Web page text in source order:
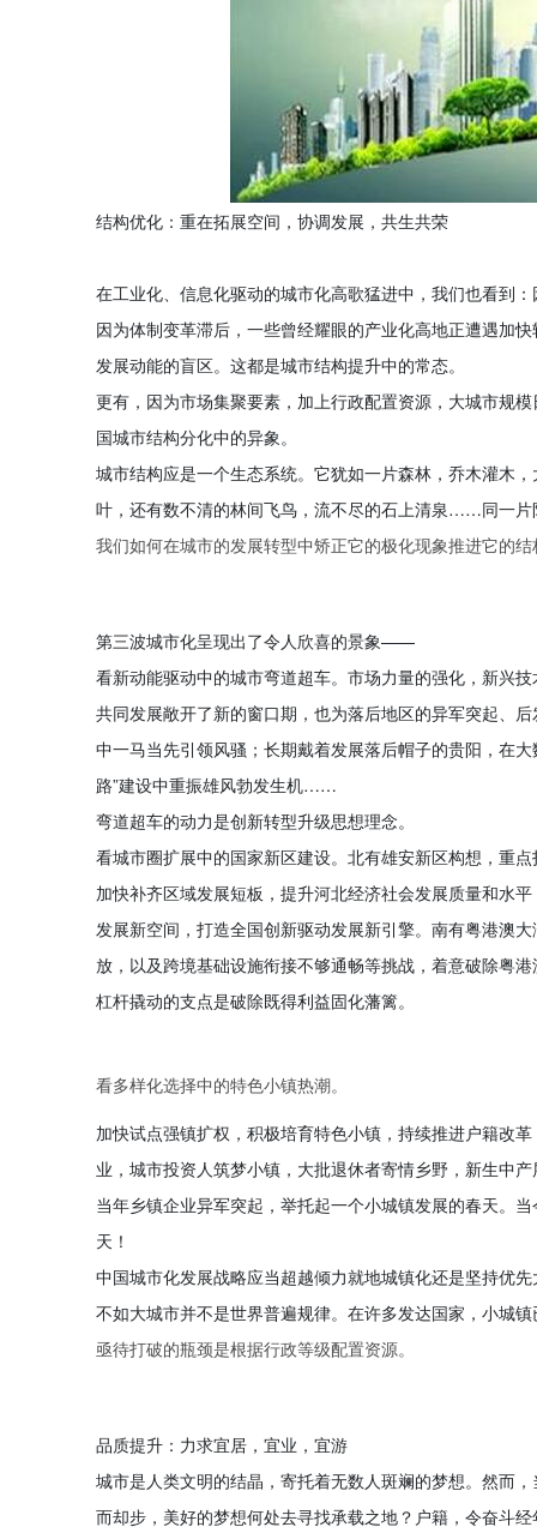
结构优化：重在拓展空间，协调发展，共生共荣
在工业化、信息化驱动的城市化高歌猛进中，我们也看到
因为体制变革滞后，一些曾经耀眼的产业化高地正遭遇加
发展动能的盲区。这都是城市结构提升中的常态。
更有，因为市场集聚要素，加上行政配置资源，大城市规
国城市结构分化中的异象。
城市结构应是一个生态系统。它犹如一片森林，乔木灌木
叶，还有数不清的林间飞鸟，流不尽的石上清泉……同一
我们如何在城市的发展转型中矫正它的极化现象推进它的
第三波城市化呈现出了令人欣喜的景象——
看新动能驱动中的城市弯道超车。市场力量的强化，新兴
共同发展敞开了新的窗口期，也为落后地区的异军突起、
中一马当先引领风骚；长期戴着发展落后帽子的贵阳，在
路”建设中重振雄风勃发生机……
弯道超车的动力是创新转型升级思想理念。
看城市圈扩展中的国家新区建设。北有雄安新区构想，重
加快补齐区域发展短板，提升河北经济社会发展质量和水
发展新空间，打造全国创新驱动发展新引擎。南有粤港澳
放，以及跨境基础设施衔接不够通畅等挑战，着意破除粤
杠杆撬动的支点是破除既得利益固化藩篱。
看多样化选择中的特色小镇热潮。
加快试点强镇扩权，积极培育特色小镇，持续推进户籍改
业，城市投资人筑梦小镇，大批退休者寄情乡野，新生中
当年乡镇企业异军突起，举托起一个小城镇发展的春天。
天！
中国城市化发展战略应当超越倾力就地城镇化还是坚持优
不如大城市并不是世界普遍规律。在许多发达国家，小城
亟待打破的瓶颈是根据行政等级配置资源。
品质提升：力求宜居，宜业，宜游
城市是人类文明的结晶，寄托着无数人斑斓的梦想。然而
而却步，美好的梦想何处去寻找承载之地？户籍，令奋斗